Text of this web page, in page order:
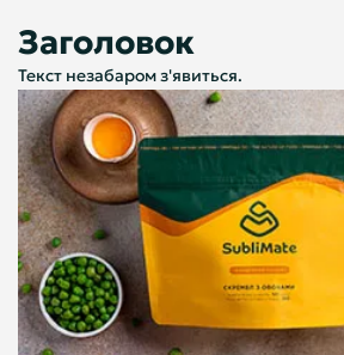
Заголовок
Текст незабаром з'явиться.